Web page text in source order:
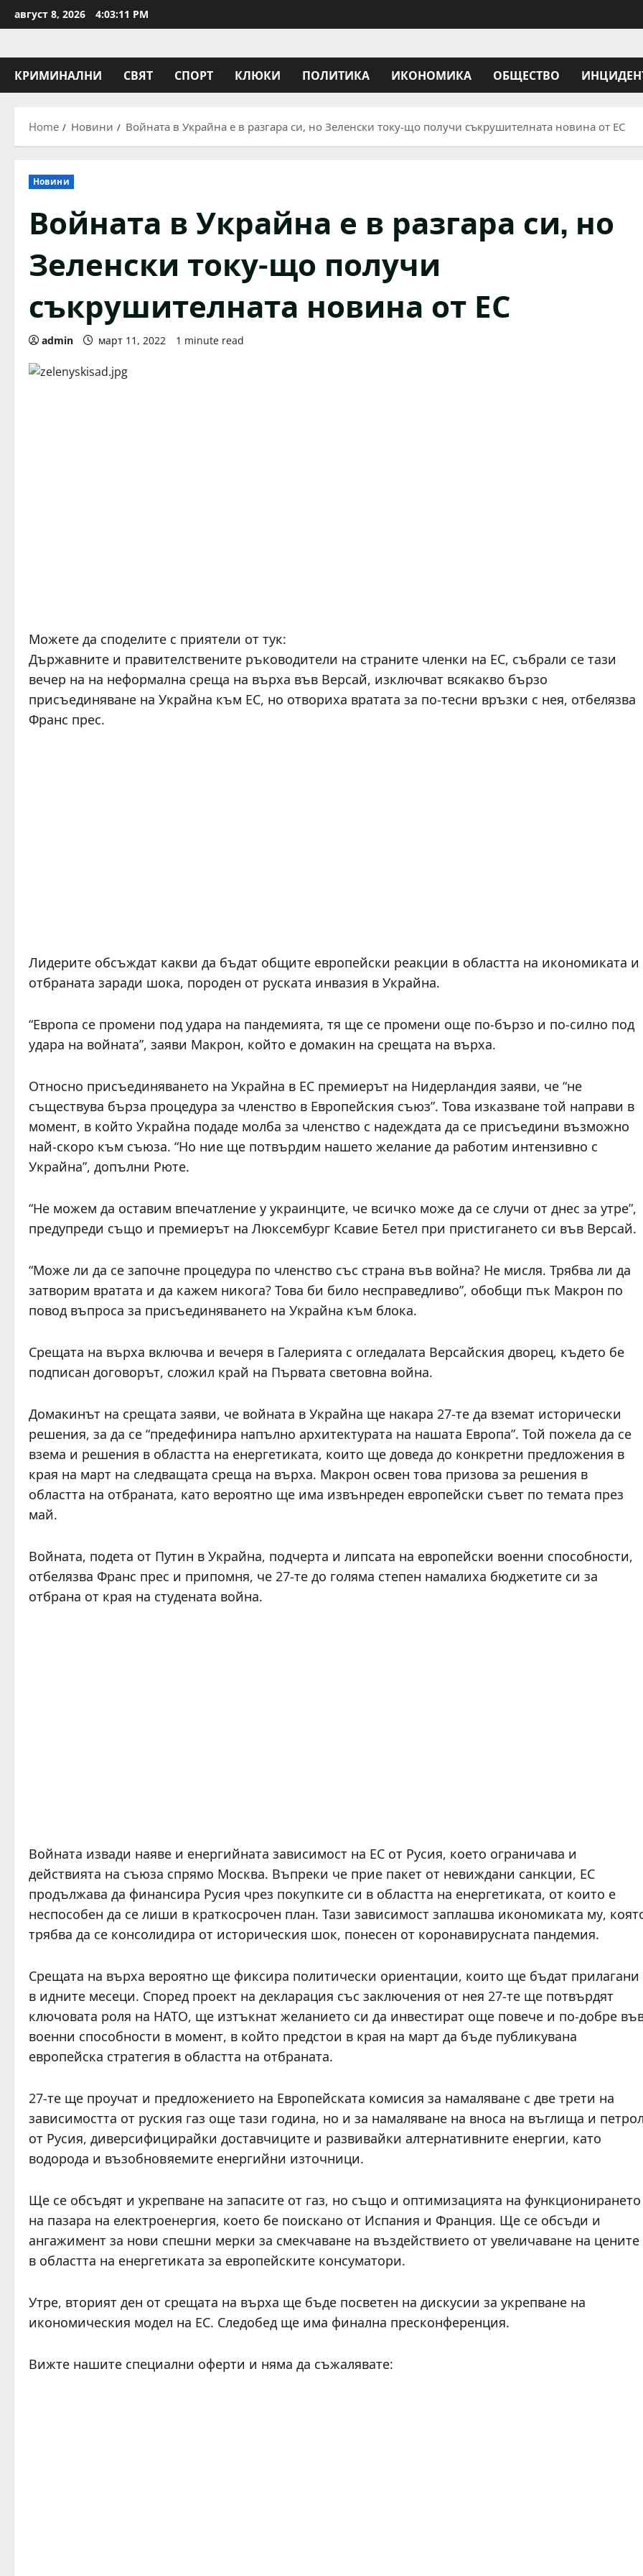
to
август 8, 2026 4:03:12 PM
КРИМИНАЛНИ СВЯТ СПОРТ КЛЮКИ ПОЛИТИКА ИКОНОМИКА ОБЩЕСТВО
Home Новини Войната в Украйна е в разгара си, но Зеленски току-що получи съкрушителната новина от ЕС
Новини
Войната в Украйна е в разгара си, но
Зеленски току-що получи
съкрушителната новина от ЕС
admin март 11, 2022 1 minute read
Можете да споделите с приятели от тук:
Държавните и правителствените ръководители на страните членки на ЕС, събрали се тази
вечер на на неформална среща на върха във Версай, изключват всякакво бързо
присъединяване на Украйна към ЕС, но отвориха вратата за по-тесни връзки с нея, отбелязва
Франс прес.
Лидерите обсъждат какви да бъдат общите европейски реакции в областта на икономиката и
отбраната заради шока, породен от руската инвазия в Украйна.
“Европа се промени под удара на пандемията, тя ще се промени още по-бързо и по-силно под
удара на войната”, заяви Макрон, който е домакин на срещата на върха.
Относно присъединяването на Украйна в ЕС премиерът на Нидерландия заяви, че “не
съществува бърза процедура за членство в Европейския съюз”. Това изказване той направи в
момент, в който Украйна подаде молба за членство с надеждата да се присъедини възможно
най-скоро към съюза. “Но ние ще потвърдим нашето желание да работим интензивно с
Украйна”, допълни Рюте.
“Не можем да оставим впечатление у украинците, че всичко може да се случи от днес за утре”,
предупреди също и премиерът на Люксембург Ксавие Бетел при пристигането си във Версай.
“Може ли да се започне процедура по членство със страна във война? Не мисля. Трябва ли да
затворим вратата и да кажем никога? Това би било несправедливо”, обобщи пък Макрон по
повод въпроса за присъединяването на Украйна към блока.
Срещата на върха включва и вечеря в Галерията с огледалата Версайския дворец, където бе
подписан договорът, сложил край на Първата световна война.
Домакинът на срещата заяви, че войната в Украйна ще накара 27-те да вземат исторически
решения, за да се “предефинира напълно архитектурата на нашата Европа”. Той пожела да се
взема и решения в областта на енергетиката, които ще доведа до конкретни предложения в
края на март на следващата среща на върха. Макрон освен това призова за решения в
областта на отбраната, като вероятно ще има извънреден европейски съвет по темата през
май.
Войната, подета от Путин в Украйна, подчерта и липсата на европейски военни способности,
отбелязва Франс прес и припомня, че 27-те до голяма степен намалиха бюджетите си за
отбрана от края на студената война.
Войната извади наяве и енергийната зависимост на ЕС от Русия, което ограничава и
действията на съюза спрямо Москва. Въпреки че прие пакет от невиждани санкции, ЕС
продължава да финансира Русия чрез покупките си в областта на енергетиката, от които е
неспособен да се лиши в краткосрочен план. Тази зависимост заплашва икономиката му,
трябва да се консолидира от историческия шок, понесен от коронавирусната пандемия.
Срещата на върха вероятно ще фиксира политически ориентации, които ще бъдат прилагани
в идните месеци. Според проект на декларация със заключения от нея 27-те ще потвърдят
ключовата роля на НАТО, ще изтъкнат желанието си да инвестират още повече и по-добре
военни способности в момент, в който предстои в края на март да бъде публикувана
европейска стратегия в областта на отбраната.
27-те ще проучат и предложението на Европейската комисия за намаляване с две трети на
зависимостта от руския газ още тази година, но и за намаляване на вноса на въглища и
от Русия, диверсифицирайки доставчиците и развивайки алтернативните енергии, като
водорода и възобновяемите енергийни източници.
Ще се обсъдят и укрепване на запасите от газ, но също и оптимизацията на функционирането
на пазара на електроенергия, което бе поискано от Испания и Франция. Ще се обсъди и
ангажимент за нови спешни мерки за смекчаване на въздействието от увеличаване на цените
в областта на енергетиката за европейските консуматори.
Утре, вторият ден от срещата на върха ще бъде посветен на дискусии за укрепване на
икономическия модел на ЕС. Следобед ще има финална пресконференция.
Вижте нашите специални оферти и няма да съжалявате: